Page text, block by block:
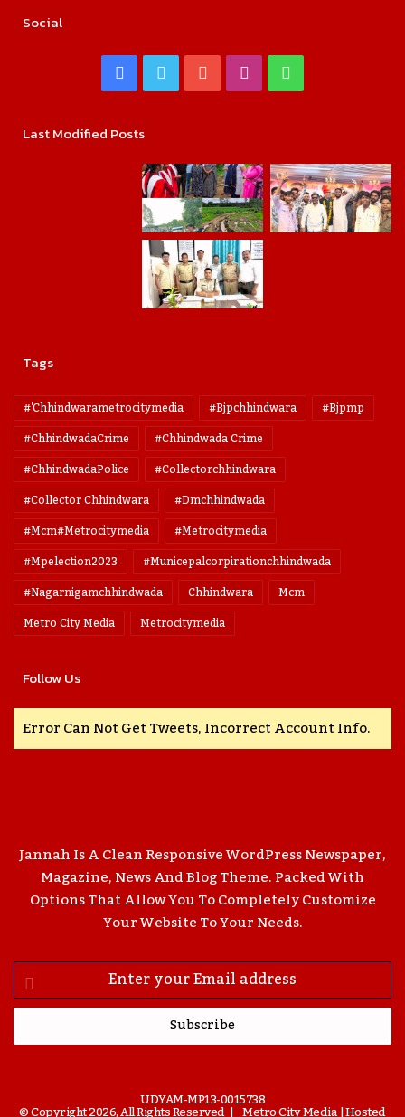
Social
Facebook
Twitter YouTubeInstagram
Last Modified Posts
Tags
#'chhindwarametrocitymedia #bjpchhindwara
#bjpmp
#ChhindwadaCrime
#Chhindwada Crime
#ChhindwadaPolice
#collectorchhindwara
#collector Chhindwara
#dmchhindwada
#mcm#metrocitymedia
#metrocitymedia
#mpelection2023
#municepalcorpirationchhindwada
#nagarnigamchhindwada
Chhindwara
Mcm
Metro City Media
Metrocitymedia
Follow Us
Error Can Not Get Tweets, Incorrect Account Info.
Jannah Is A Clean Responsive WordPress Newspaper,
Magazine, News And Blog Theme. Packed With
Options That Allow You To Completely Customize
Your Website To Your Needs.
Enter
Your
Email
Address
UDYAM-MP13-0015738
© Copyright 2026, All Rights Reserved | Metro City Media| Hosted